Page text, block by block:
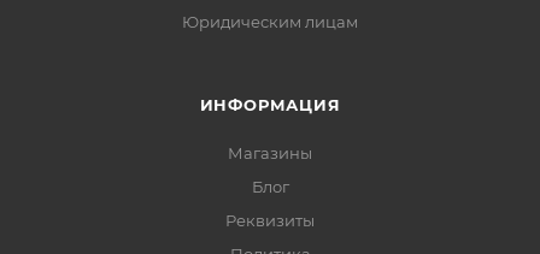
Юридическим лицам
ИНФОРМАЦИЯ
Магазины
Блог
Реквизиты